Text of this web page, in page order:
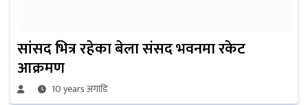
सांसद भित्र रहेका बेला संसद भवनमा रकेट
आक्रमण
10 years अगाडि